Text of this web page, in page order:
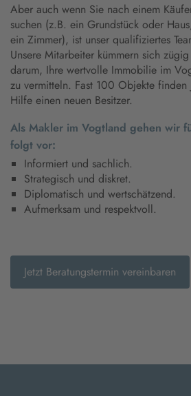
Aber auch wenn Sie nach einem
suchen (z.B. ein Grundstück oder
ein Zimmer), ist unser qualifiziertes
Unsere Mitarbeiter kümmern sich
darum, Ihre wertvolle Immobilie im
zu vermitteln. Fast 100 Objekte
Hilfe einen neuen Besitzer.
Als Makler im Vogtland gehen wir
folgt vor:
Informiert und sachlich.
Strategisch und diskret.
Diplomatisch und wertschätzend.
Aufmerksam und respektvoll.
Jetzt Beratungstermin vereinbaren